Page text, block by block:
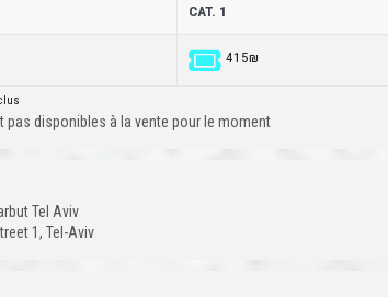
CAT. 1
415₪
pas disponibles à la vente pour le moment
Tel Aviv
1, Tel-Aviv